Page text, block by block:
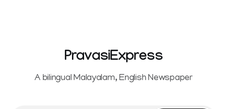
PravasiExpress
A bilingual Malayalam, English Newspaper